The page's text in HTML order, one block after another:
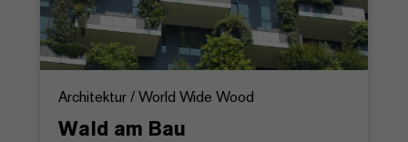
Architektur / World Wide Wood
Wald am Bau